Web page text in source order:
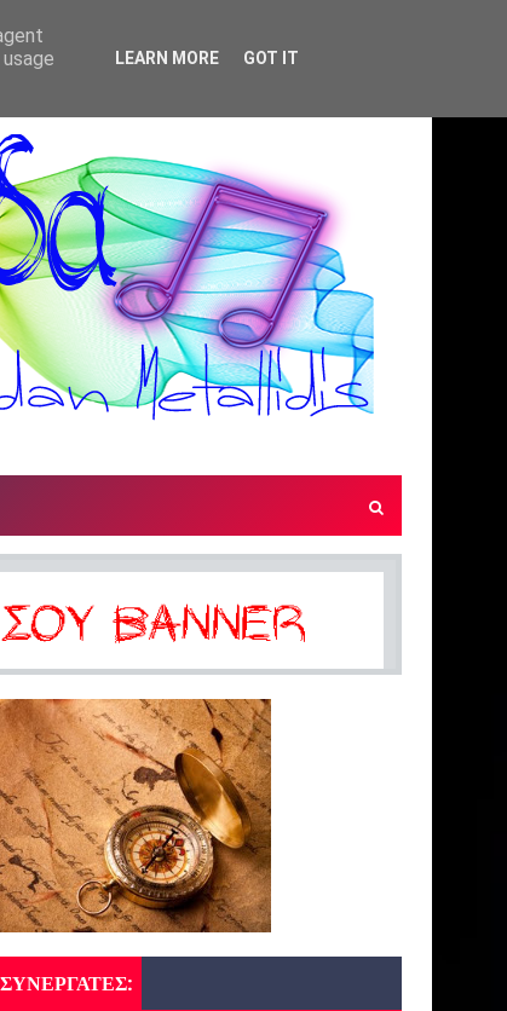
ΜΕΛΩΔΙΕΣ ΧΩΡΙΣ ΣΥΝΟΡΑ(ΜΟΥΣΙΚΗ
ΣΥΝΕΡΓΑΤΕΣ:
LEARN MORE GOT IT